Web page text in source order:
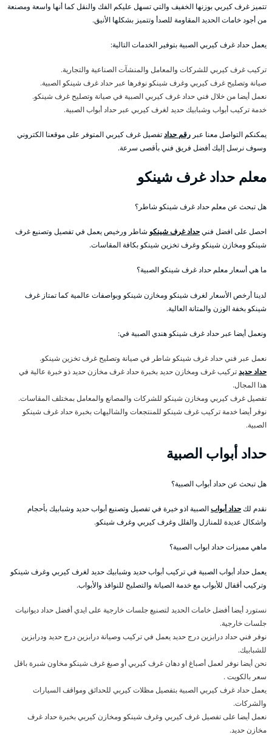
تتميز غرف كيربي بوزنها الخفيف والتي تسهل عليكم الفك والنقل كما أنها واسعة ومصنعة
من أجود خامات الحديد المقاومة للصدأ وتتميز بشكلها الأنيق.
يعمل حداد غرف كيربي الصبية بتوفير الخدمات التالية:
تركيب غرف كيربي للشركات والمعامل والمنشآت الصناعية والتجارية.
صيانة وتصليح غرف كيربي وغرف شينكو نوفرها عبر حداد غرف شينكو الصبية.
نعمل أيضا من خلال فني حداد غرف كيربي الصبية في صيانة وتصليح غرف شينكو.
خدمة تركيب أبواب وشبابيك حديد لغرف كيربي عبر حداد أبواب الصبية.
يمكنكم التواصل معنا عبر رقم حدادتفصيل غرف كيربي المتوفر على موقعنا الكتروني
وسوف نرسل إليك أفضل فريق فني بأقصى سرعة.
معلم حداد غرف شينكو
هل تبحث عن معلم حداد غرف شينكو شاطر؟
احصل على افضل فنيحداد غرف شينكو شاطر ورخيص يعمل في تفصيل وتصنيع غرف
شينكو ومخازن شينكو وغرف تخزين شينكو بكافة المقاسات.
ما هي أسعار معلم حداد غرف شينكو الصبية؟
لدينا أرخص الأسعار لغرف شينكو ومخازن شينكو وبواصفات عالمية كما تمتاز غرف
شينكو بخفة الوزن والمتانة العالية.
ونعمل أيضا عبر حداد غرف شينكو هندي الصبية في:
نعمل عبر فني حداد غرف شينكو شاطر في صيانة وتصليح غرف تخزين شينكو.
حداد حديدتركيب غرف ومخازن حديد بخبرة حداد غرف مخازن حديد ذو خبرة عالية في
هذا المجال.
تفصيل غرف كيربي ومخازن شينكو للشركات والمصانع والمعامل بمختلف المقاسات.
نوفر أيضا خدمة تركيب غرف شينكو للمنتجعات والشاليهات بخبرة حداد غرف شينكو
الصبية.
حداد أبواب الصبية
هل تبحث عن حداد أبواب الصبية؟
نقدم لكحداد أبوابالصبية اذو خيرة في تفصيل وتصنيع أبواب حديد وشبابيك بأحجام
واشكال عديدة للمنازل والفلل وغرف كيربي وغرف شينكو.
ماهي مميزات حداد ابواب الصبية؟
يعمل حداد أبواب الصبية في تركيب أبواب حديد وشبابيك حديد لغرف كيربي وغرف شينكو
وتركيب أقفال للأبواب مع خدمة الصيانة والتصليح للنوافذ والأبواب.
نستورد أيضا أفضل خامات الحديد لتصنيع جلسات خارجية على ايدي أفضل حداد ديوانيات
جلسات خارجية.
نوفر فني حداد درابزين درج حديد يعمل في تركيب وصيانة درابزين درج حديد ودرابزين
للشبابيك.
نحن أيضا نوفر لعمل أصباغ او دهان غرف كيربي أو صبغ غرف شينكو مخاون شبرة باقل
سعر بالكويت .
يعمل حداد غرف كيربي الصبية بتفصيل مظلات كيربي للحدائق ومواقف السيارات
والشركات.
نعمل أيضا على تفصيل غرف كيربي وغرف شينكو ومخازن كيربي بخبرة حداد غرف
مخازن حديد.